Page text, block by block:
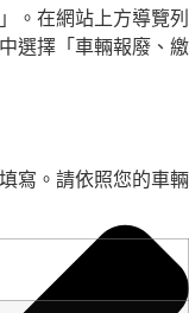
」。在網站上方導覽列
選擇「車輛報廢、繳
寫。請依照您的車輛